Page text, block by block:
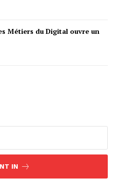
Métiers du Digital ouvre un
IN